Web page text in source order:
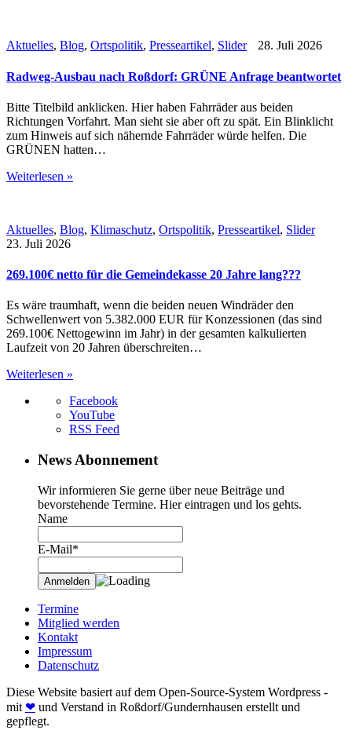
Aktuelles, Blog, Ortspolitik, Presseartikel, Slider 28. Juli 2026
Radweg-Ausbau nach Roßdorf: GRÜNE Anfrage beantwortet
Bitte Titelbild anklicken. Hier haben Fahrräder aus beiden
Richtungen Vorfahrt. Man sieht sie aber oft zu spät. Ein Blinklicht
zum Hinweis auf sich nähernde Fahrräder würde helfen. Die
GRÜNEN hatten…
Weiterlesen »
Aktuelles, Blog, Klimaschutz, Ortspolitik, Presseartikel, Slider
23. Juli 2026
269.100€ netto für die Gemeindekasse 20 Jahre lang???
Es wäre traumhaft, wenn die beiden neuen Windräder den
Schwellenwert von 5.382.000 EUR für Konzessionen (das sind
269.100€ Nettogewinn im Jahr) in der gesamten kalkulierten
Laufzeit von 20 Jahren überschreiten…
Weiterlesen »
Facebook
YouTube
RSS Feed
News Abonnement
Wir informieren Sie gerne über neue Beiträge und
bevorstehende Termine. Hier eintragen und los gehts.
Name
E-Mail*
Termine
Mitglied werden
Kontakt
Impressum
Datenschutz
Diese Website basiert auf dem Open-Source-System Wordpress -
mit ❤ und Verstand in Roßdorf/Gundernhausen erstellt und
gepflegt.